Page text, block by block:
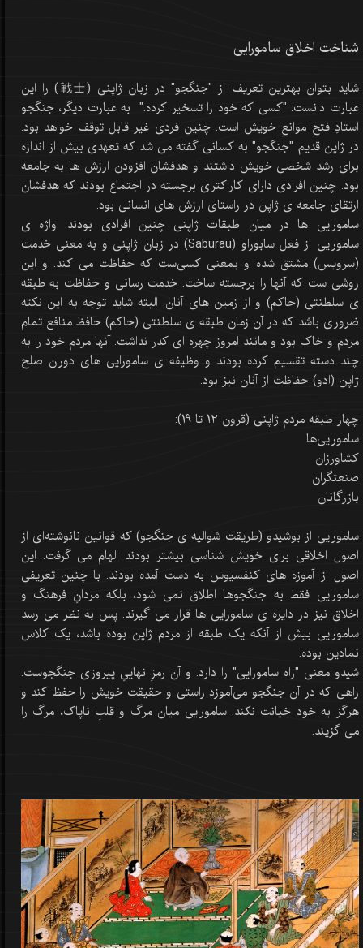
شناخت اخلاق سامورایی
شاید بتوان بهترین تعریف از "جنگجو" در زبان ژاپنی (戦士) را این
عبارت دانست: "کسی که خود را تسخیر کرده." به عبارت دیگر، جنگجو
استادِ فتحِ موانعِ خویش است. چنین فردی غیر قابل توقف خواهد بود.
در ژاپن قدیم "جنگجو" به کسانی گفته می شد که تعهدی بیش از اندازه
برای رشد شخصی خویش داشتند و هدفشان افزودن ارزش ها به جامعه
بود. چنین افرادی دارای کاراکتری برجسته در اجتماع بودند که هدفشان
ارتقای جامعه ی ژاپن در راستای ارزش های انسانی بود.
سامورایی ها در میان طبقات ژاپنی چنین افرادی بودند. واژه ی
سامورایی از فعل سابوراو (Saburau) در زبان ژاپنی و به معنی خدمت
(سرویس) مشتق شده و بمعنی کسی‌ست که حفاظت می کند. و این
روشی ست که آنها را برجسته ساخت. خدمت رسانی و حفاظت به طبقه
ی سلطنتی (حاکم) و از زمین های آنان. البته شاید توجه به این نکته
ضروری باشد که در آن زمان طبقه ی سلطنتی (حاکم) حافظ منافع تمام
مردم و خاک بود و مانند امروز چهره ای کدر نداشت. آنها مردم خود را به
چند دسته تقسیم کرده بودند و وظیفه ی سامورایی های دوران صلح
ژاپن (ادو) حفاظت از آنان نیز بود.
چهار طبقه مردم ژاپنی (قرون 12 تا 19):
سامورایی‌ها
کشاورزان
صنعتگران
بازرگانان
سامورایی از بوشیدو (طریقت شوالیه ی جنگجو) که قوانین نانوشته‌ای از
اصول اخلاقی برای خویش شناسی بیشتر بودند الهام می گرفت. این
اصول از آموزه های کنفسیوس به دست آمده بودند. با چنین تعریفی
سامورایی فقط به جنگجوها اطلاق نمی شود، بلکه مردانِ فرهنگ و
اخلاق نیز در دایره ی سامورایی ها قرار می گیرند. پس به نظر می رسد
سامورایی بیش از آنکه یک طبقه از مردم ژاپن بوده باشد، یک کلاس
نمادین بوده.
شیدو معنی "راه سامورایی" را دارد. و آن رمزِ نهاییِ پیروزی جنگجوست.
راهی که در آن جنگجو می‌آموزد راستی و حقیقت خویش را حفظ کند و
هرگز به خود خیانت نکند. سامورایی میان مرگ و قلبِ ناپاک، مرگ را
می گزیند.